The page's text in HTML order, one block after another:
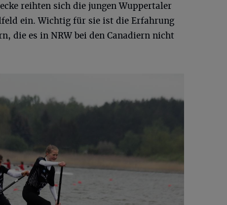
reihten sich die jungen Wuppertaler
ein. Wichtig für sie ist die Erfahrung
die es in NRW bei den Canadiern nicht